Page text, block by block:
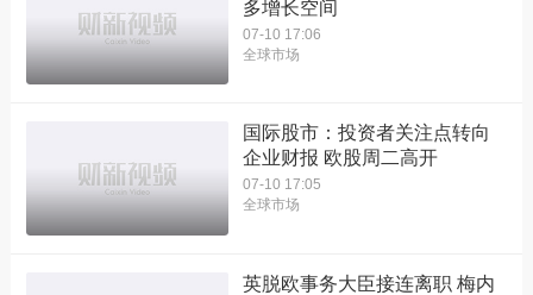
多增长空间
07-10 17:06
全球市场
国际股市：投资者关注点转向
企业财报 欧股周二高开
07-10 17:05
全球市场
英脱欧事务大臣接连离职 梅内